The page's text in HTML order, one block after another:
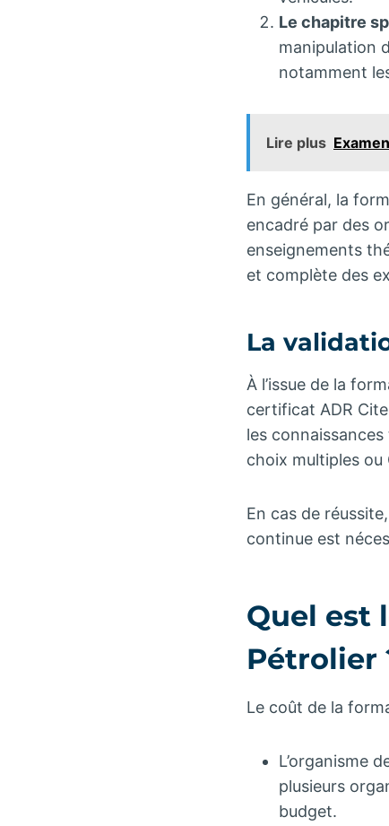
Le chapitre
manipulation
notamment
Lire plus
En général, la
encadré par des
enseignements
et complète des
La
À l’issue de la
certificat ADR
les
choix multiples ou
En cas de
continue est
Quel est
Pétrolier
Le coût de la
L’organisme
plusieurs
budget.